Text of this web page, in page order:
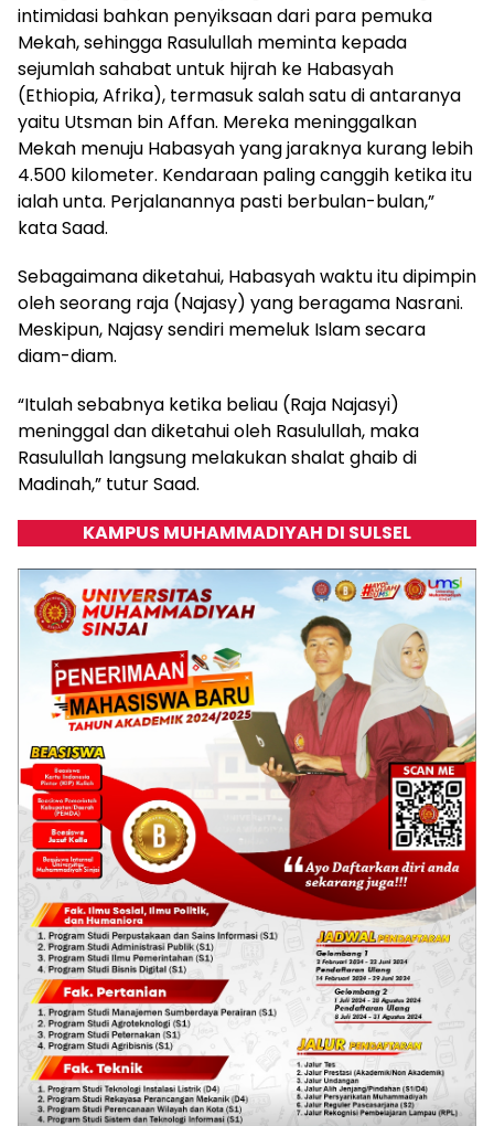
intimidasi bahkan penyiksaan dari para pemuka
Mekah, sehingga Rasulullah meminta kepada
sejumlah sahabat untuk hijrah ke Habasyah
(Ethiopia, Afrika), termasuk salah satu di antaranya
yaitu Utsman bin Affan. Mereka meninggalkan
Mekah menuju Habasyah yang jaraknya kurang lebih
4.500 kilometer. Kendaraan paling canggih ketika itu
ialah unta. Perjalanannya pasti berbulan-bulan,”
kata Saad.
Sebagaimana diketahui, Habasyah waktu itu dipimpin
oleh seorang raja (Najasy) yang beragama Nasrani.
Meskipun, Najasy sendiri memeluk Islam secara
diam-diam.
“Itulah sebabnya ketika beliau (Raja Najasyi)
meninggal dan diketahui oleh Rasulullah, maka
Rasulullah langsung melakukan shalat ghaib di
Madinah,” tutur Saad.
KAMPUS MUHAMMADIYAH DI SULSEL